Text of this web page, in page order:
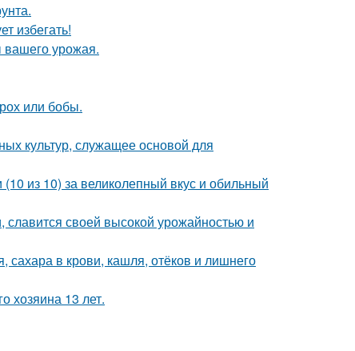
избегать!
вашего урожая.
или бобы.
культур, служащее основой для
из 10) за великолепный вкус и обильный
своей высокой урожайностью и
сахара в крови, кашля, отёков и лишнего
хозяина 13 лет.